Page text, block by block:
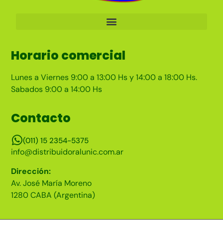
Horario comercial
Lunes a Viernes 9:00 a 13:00 Hs y 14:00 a 18:00 Hs.
Sabados 9:00 a 14:00 Hs
Contacto
(011) 15 2354-5375
info@distribuidoralunic.com.ar
Dirección:
Av. José María Moreno
1280 CABA (Argentina)